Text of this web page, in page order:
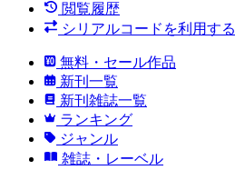
閲覧履歴
シリアルコードを利用する
無料・セール作品
新刊一覧
新刊雑誌一覧
ランキング
ジャンル
雑誌・レーベル